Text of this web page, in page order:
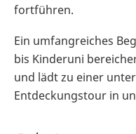
fortführen.
Ein umfangreiches
bis Kinderuni
und lädt zu einer
Entdeckungstour in